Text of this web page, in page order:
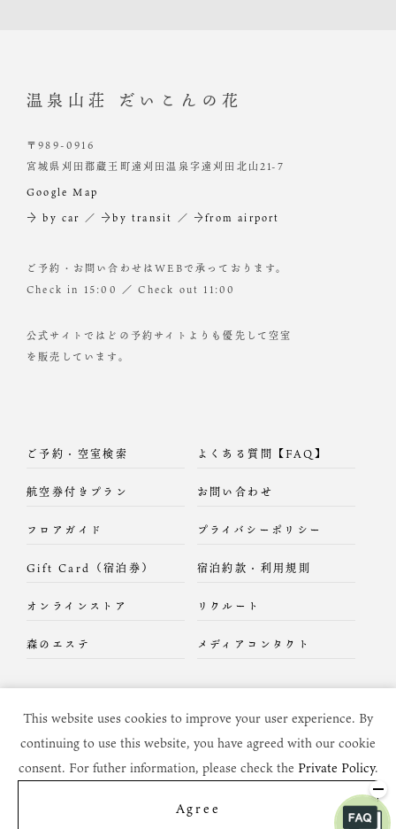
温泉山荘 だいこんの花
〒989-0916
宮城県刈田郡蔵王町遠刈田温泉字遠刈田北山21-7
Google Map
→ by car ／ →by transit ／ →from airport
ご予約・お問い合わせはWEBで承っております。
Check in 15:00 ／ Check out 11:00
公式サイトではどの予約サイトよりも優先して空室
を販売しています。
ご予約・空室検索
航空券付きプラン
フロアガイド
Gift Card（宿泊券）
オンラインストア
森のエステ
よくある質問【FAQ】
お問い合わせ
プライバシーポリシー
宿泊約款・利用規則
リクルート
メディアコンタクト
無断での転載、転用、コピー等を固く禁じます。
This website uses cookies to improve your user experience. By
continuing to use this website, you have agreed with our cookie
consent. For futher information, please check the Private Policy.
Agree